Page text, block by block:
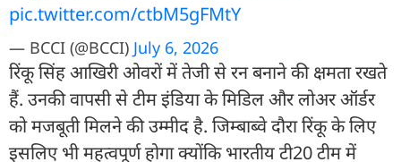
pic.twitter.com/ctbM5gFMtY
— BCCI (@BCCI) July 6, 2026
रिंकू सिंह आखिरी ओवरों में तेजी से रन बनाने की क्षमता रखते
हैं. उनकी वापसी से टीम इंडिया के मिडिल और लोअर ऑर्डर
को मजबूती मिलने की उम्मीद है. जिम्बाब्वे दौरा रिंकू के लिए
इसलिए भी महत्वपूर्ण होगा क्योंकि भारतीय टी20 टीम में